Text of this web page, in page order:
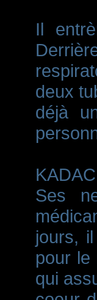
Il
deux
déjà
Ses
jours,
pour le
qui